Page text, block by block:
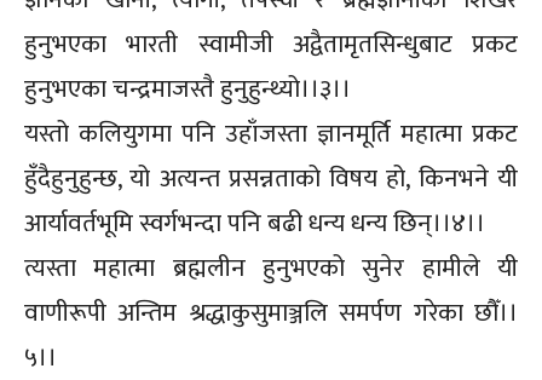
हुनुभएका भारती स्वामीजी अद्वैतामृतसिन्धुबाट प्रकट
हुनुभएका चन्द्रमाजस्तै हुनुहुन्थ्यो।।३।।
यस्तो कलियुगमा पनि उहाँजस्ता ज्ञानमूर्ति महात्मा प्रकट
हुँदैहुनुहुन्छ, यो अत्यन्त प्रसन्नताको विषय हो, किनभने यी
आर्यावर्तभूमि स्वर्गभन्दा पनि बढी धन्य धन्य छिन्।।४।।
त्यस्ता महात्मा ब्रह्मलीन हुनुभएको सुनेर हामीले यी
वाणीरूपी अन्तिम श्रद्धाकुसुमाञ्जलि समर्पण गरेका छौँ।।
५।।